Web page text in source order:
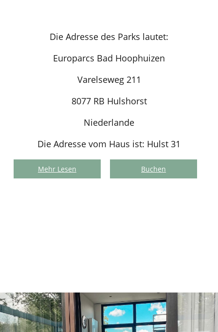
Die Adresse des Parks lautet:
Europarcs Bad Hoophuizen
Varelseweg 211
8077 RB Hulshorst
Niederlande
Die Adresse vom Haus ist: Hulst 31
Mehr Lesen Buchen